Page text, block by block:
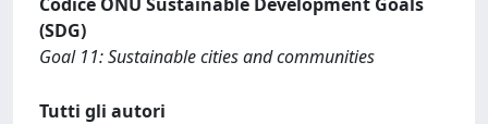
(SDG)
Goal 11: Sustainable cities and communities
Tutti gli autori